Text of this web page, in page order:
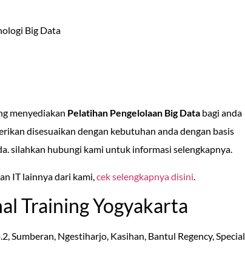
Big Data
menyediakan Pelatihan Pengelolaan Big Data bagi anda
disesuaikan dengan kebutuhan anda dengan basis
silahkan hubungi kami untuk informasi selengkapnya.
IT lainnya dari kami, cek selengkapnya disini
Training Yogyakarta
Sumberan, Ngestiharjo, Kasihan, Bantul Regency, Special